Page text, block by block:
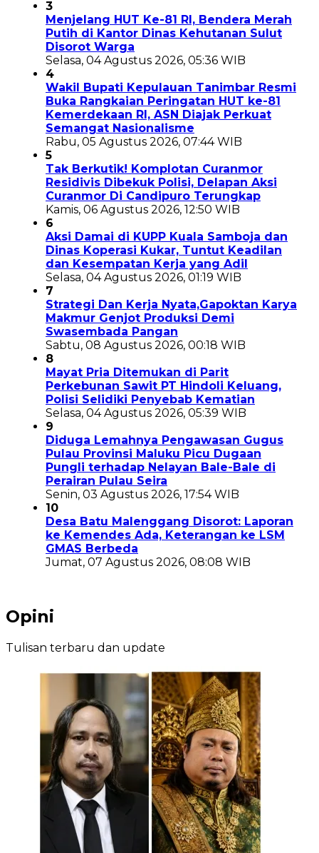
3
Menjelang HUT Ke-81 RI, Bendera Merah
Putih di Kantor Dinas Kehutanan Sulut
Disorot Warga
Selasa, 04 Agustus 2026, 05:36 WIB
4
Wakil Bupati Kepulauan Tanimbar Resmi
Buka Rangkaian Peringatan HUT ke-81
Kemerdekaan RI, ASN Diajak Perkuat
Semangat Nasionalisme
Rabu, 05 Agustus 2026, 07:44 WIB
5
Tak Berkutik! Komplotan Curanmor
Residivis Dibekuk Polisi, Delapan Aksi
Curanmor Di Candipuro Terungkap
Kamis, 06 Agustus 2026, 12:50 WIB
6
Aksi Damai di KUPP Kuala Samboja dan
Dinas Koperasi Kukar, Tuntut Keadilan
dan Kesempatan Kerja yang Adil
Selasa, 04 Agustus 2026, 01:19 WIB
7
Strategi Dan Kerja Nyata,Gapoktan Karya
Makmur Genjot Produksi Demi
Swasembada Pangan
Sabtu, 08 Agustus 2026, 00:18 WIB
8
Mayat Pria Ditemukan di Parit
Perkebunan Sawit PT Hindoli Keluang,
Polisi Selidiki Penyebab Kematian
Selasa, 04 Agustus 2026, 05:39 WIB
9
Diduga Lemahnya Pengawasan Gugus
Pulau Provinsi Maluku Picu Dugaan
Pungli terhadap Nelayan Bale-Bale di
Perairan Pulau Seira
Senin, 03 Agustus 2026, 17:54 WIB
10
Desa Batu Malenggang Disorot: Laporan
ke Kemendes Ada, Keterangan ke LSM
GMAS Berbeda
Jumat, 07 Agustus 2026, 08:08 WIB
Opini
Tulisan terbaru dan update